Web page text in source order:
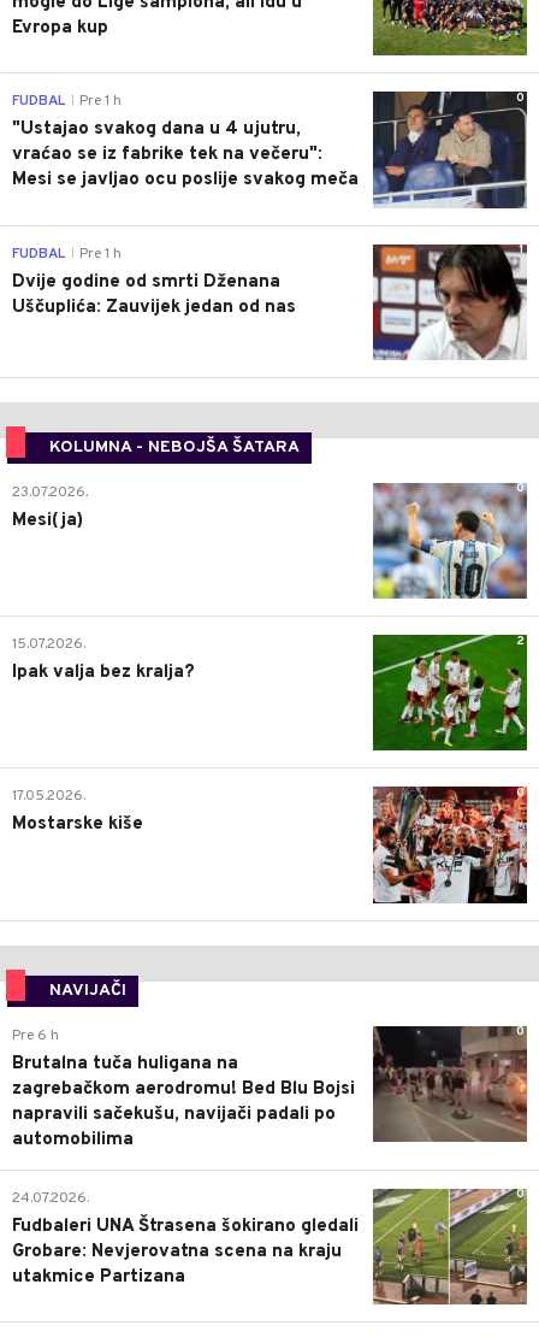
Evropa kup
0
FUDBAL Pre 1 h
"Ustajao svakog dana u 4 ujutru,
vraćao se iz fabrike tek na večeru":
Mesi se javljao ocu poslije svakog meča
1
FUDBAL Pre 1 h
Dvije godine od smrti Dženana
Uščuplića: Zauvijek jedan od nas
KOLUMNA - NEBOJŠA ŠATARA
0
23.07.2026.
Mesi(ja)
2
15.07.2026.
Ipak valja bez kralja?
0
17.05.2026.
Mostarske kiše
NAVIJAČI
0
Pre 6 h
Brutalna tuča huligana na
zagrebačkom aerodromu! Bed Blu Bojsi
napravili sačekušu, navijači padali po
automobilima
0
24.07.2026.
Fudbaleri UNA Štrasena šokirano gledali
Grobare: Nevjerovatna scena na kraju
utakmice Partizana